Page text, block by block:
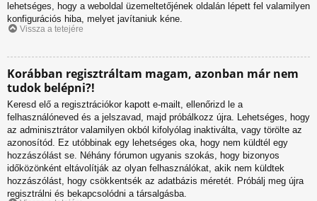
lehetséges, hogy a weboldal üzemeltetőjének oldalán lépett fel valamilyen
konfigurációs hiba, melyet javítaniuk kéne.
Vissza a tetejére
Korábban regisztráltam magam, azonban már nem
tudok belépni?!
Keresd elő a regisztrációkor kapott e-mailt, ellenőrizd le a
felhasználóneved és a jelszavad, majd próbálkozz újra. Lehetséges, hogy
az adminisztrátor valamilyen okból kifolyólag inaktiválta, vagy törölte az
azonosítód. Ez utóbbinak egy lehetséges oka, hogy nem küldtél egy
hozzászólást se. Néhány fórumon ugyanis szokás, hogy bizonyos
időközönként eltávolítják az olyan felhasználókat, akik nem küldtek
hozzászólást, hogy csökkentsék az adatbázis méretét. Próbálj meg újra
regisztrálni és bekapcsolódni a társalgásba.